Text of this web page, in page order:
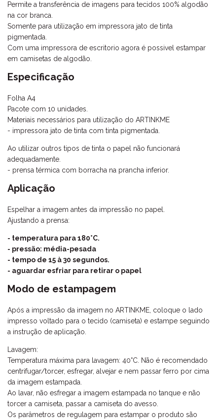
Permite a transferência de imagens para tecidos 100% algodão
na cor branca.
Somente para utilização em impressora jato de tinta
pigmentada.
Com uma impressora de escritorio agora é possivel estampar
em camisetas de algodão.
Especificação
Folha A4
Pacote com 10 unidades.
Materiais necessários para utilização do ARTINKME
- impressora jato de tinta com tinta pigmentada.
Ao utilizar outros tipos de tinta o papel não funcionará
adequadamente.
- prensa térmica com borracha na prancha inferior.
Aplicação
Espelhar a imagem antes da impressão no papel.
Ajustando a prensa:
- temperatura para 180°C.
- pressão: média-pesada
- tempo de 15 à 30 segundos.
- aguardar esfriar para retirar o papel
Modo de estampagem
Após a impressão da imagem no ARTINKME, coloque o lado
impresso voltado para o tecido (camiseta) e estampe seguindo
a instrução de aplicação.
Lavagem:
Temperatura máxima para lavagem: 40°C. Não é recomendado
centrifugar/torcer, esfregar, alvejar e nem passar ferro por cima
da imagem estampada.
Ao lavar, não esfregar a imagem estampada no tanque e não
torcer a camiseta, passar a camiseta do avesso.
Os parâmetros de regulagem para estampar o produto são